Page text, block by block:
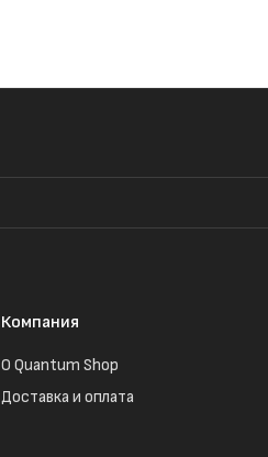
Компания
О Quantum Shop
Доставка и оплата